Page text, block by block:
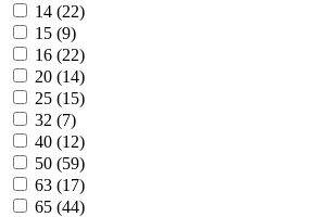
14 (22)
15 (9)
16 (22)
20 (14)
25 (15)
32 (7)
40 (12)
50 (59)
63 (17)
65 (44)